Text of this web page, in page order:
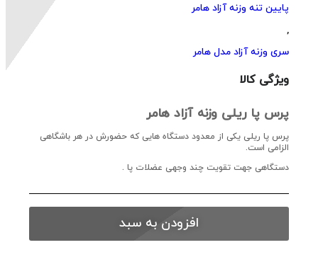
پایین تنه وزنه آزاد هامر
,
سری وزنه آزاد مدل هامر
ویژگی کالا
پرس پا ریلی وزنه آزاد هامر
پرس پا ریلی یکی از معدود دستگاه هایی که حضورش در هر باشگاهی
الزامی است.
دستگاهی جهت تقویت چند وجهی عضلات پا .
افزودن به سبد